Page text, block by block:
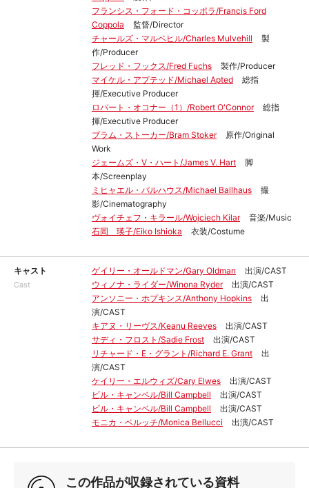
フランシス・フォード・コッポラ/Francis Ford
Coppola
監督/Director
チャールズ・マルベヒル/Charles Mulvehill
製
作/Producer
フレッド・フックス/Fred Fuchs
製作/Producer
マイケル・アプテッド/Michael Apted
総指
揮/Executive Producer
ロバート・オコナー（1）/Robert O'Connor
総指
揮/Executive Producer
ブラム・ストーカー/Bram Stoker
原作/Original
Work
ジェームズ・V・ハート/James V. Hart
脚
本/Screenplay
ミヒャエル・バルハウス/Michael Ballhaus
撮
影/Cinematography
ヴォイチェフ・キラール/Wojciech Kilar
音楽/Music
石岡 瑛子/Eiko Ishioka
衣装/Costume
キャスト
Cast
ゲイリー・オールドマン/Gary Oldman
出演/CAST
ウィノナ・ライダー/Winona Ryder
出演/CAST
アンソニー・ホプキンス/Anthony Hopkins
出
演/CAST
キアヌ・リーヴス/Keanu Reeves
出演/CAST
サディ・フロスト/Sadie Frost
出演/CAST
リチャード・E・グラント/Richard E. Grant
出
演/CAST
ケイリー・エルウィズ/Cary Elwes
出演/CAST
ビル・キャンベル/Bill Campbell
出演/CAST
ビル・キャンベル/Bill Campbell
出演/CAST
モニカ・ベルッチ/Monica Bellucci
出演/CAST
この作品が収録されている資料